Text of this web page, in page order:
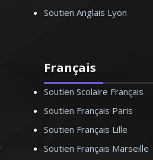
Soutien Anglais Lyon
Français
Soutien Scolaire Français
Soutien Français Paris
Soutien Français Lille
Soutien Français Marseille